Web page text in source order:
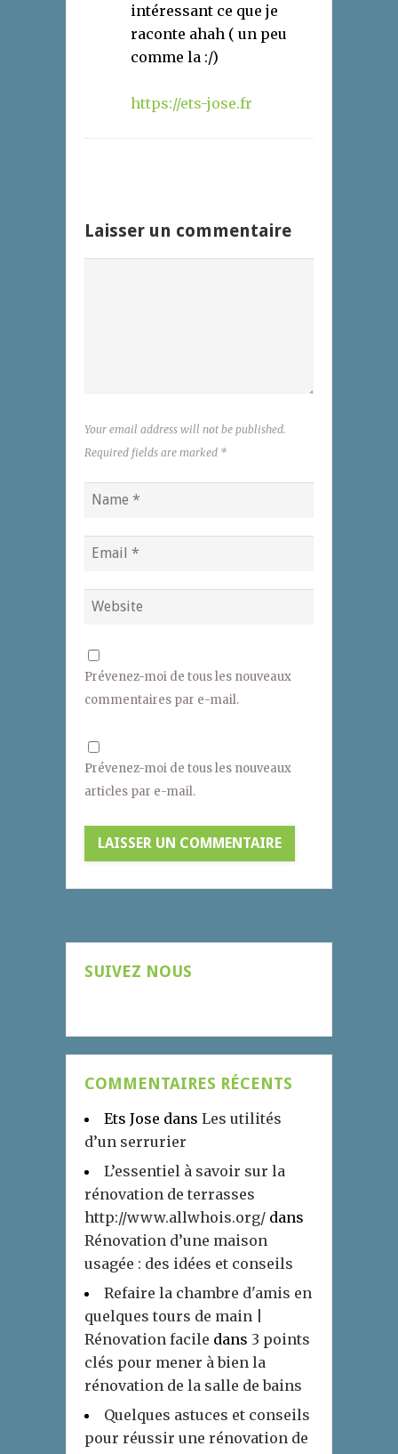
intéressant ce que je
raconte ahah ( un peu
comme la :/)
https://ets-jose.fr
Laisser un commentaire
Your email address will not be published.
Required fields are marked *
Prévenez-moi de tous les nouveaux
commentaires par e-mail.
Prévenez-moi de tous les nouveaux
articles par e-mail.
SUIVEZ NOUS
COMMENTAIRES RÉCENTS
Ets Jose dans Les utilités
d’un serrurier
L’essentiel à savoir sur la
rénovation de terrasses
http://www.allwhois.org/ dans
Rénovation d’une maison
usagée : des idées et conseils
Refaire la chambre d'amis en
quelques tours de main |
Rénovation facile dans 3 points
clés pour mener à bien la
rénovation de la salle de bains
Quelques astuces et conseils
pour réussir une rénovation de